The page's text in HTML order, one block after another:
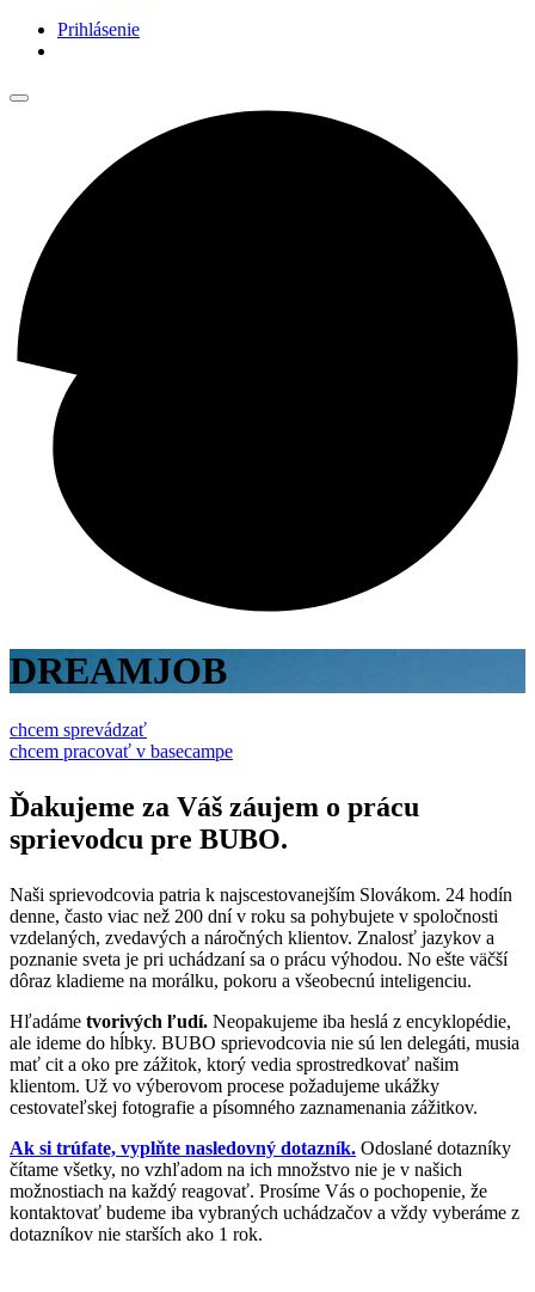
Prihlásenie
DREAMJOB
chcem sprevádzať
chcem pracovať v basecampe
Ďakujeme za Váš záujem o prácu
sprievodcu pre BUBO.
Naši sprievodcovia patria k najscestovanejším Slovákom. 24 hodín
denne, často viac než 200 dní v roku sa pohybujete v spoločnosti
vzdelaných, zvedavých a náročných klientov. Znalosť jazykov a
poznanie sveta je pri uchádzaní sa o prácu výhodou. No ešte väčší
dôraz kladieme na morálku, pokoru a všeobecnú inteligenciu.
Hľadáme tvorivých ľudí. Neopakujeme iba heslá z encyklopédie,
ale ideme do hĺbky. BUBO sprievodcovia nie sú len delegáti, musia
mať cit a oko pre zážitok, ktorý vedia sprostredkovať našim
klientom. Už vo výberovom procese požadujeme ukážky
cestovateľskej fotografie a písomného zaznamenania zážitkov.
Ak si trúfate, vyplňte nasledovný dotazník. Odoslané dotazníky
čítame všetky, no vzhľadom na ich množstvo nie je v našich
možnostiach na každý reagovať. Prosíme Vás o pochopenie, že
kontaktovať budeme iba vybraných uchádzačov a vždy vyberáme z
dotazníkov nie starších ako 1 rok.